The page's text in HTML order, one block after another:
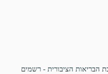
הבריאות הציבורית - רשמים